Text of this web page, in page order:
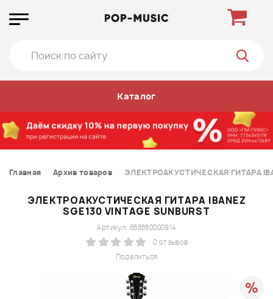
Каталог
Главная Архив товаров ЭЛЕКТРОАКУСТИЧЕСКАЯ ГИТАРА
ЭЛЕКТРОАКУСТИЧЕСКАЯ ГИТАРА IBANEZ
SGE130 VINTAGE SUNBURST
Поделиться
Артикул: 888880000914
0 отзывов